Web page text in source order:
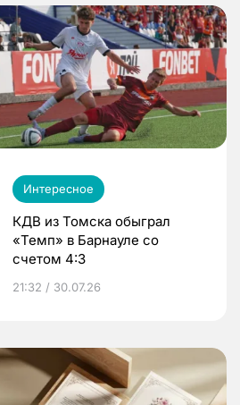
Интересное
КДВ из Томска обыграл
«Темп» в Барнауле со
счетом 4:3
21:32 / 30.07.26